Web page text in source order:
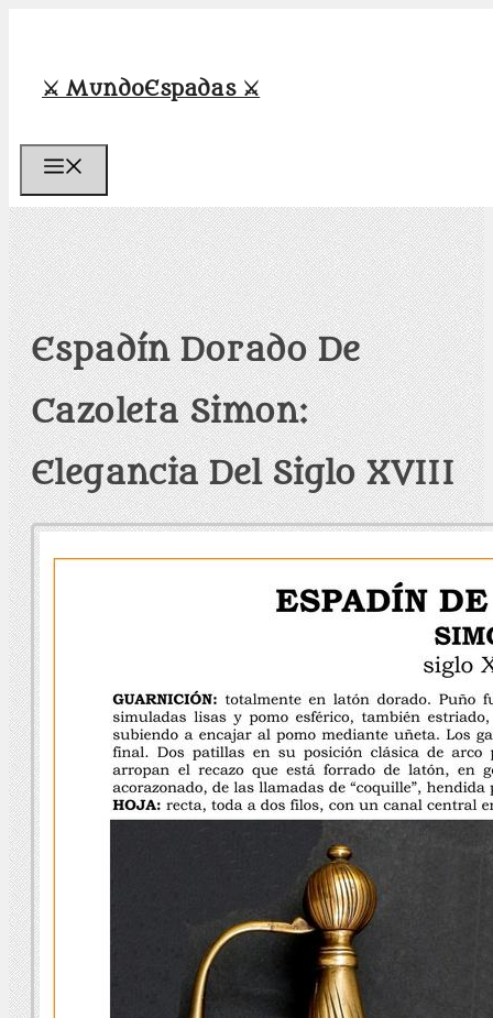
contenido
⚔️ MundoEspadas ⚔️
Espadín Dorado De
Cazoleta Simon:
Elegancia Del Siglo XVIII